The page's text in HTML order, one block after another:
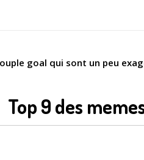
goal qui sont un peu
Top 9 des